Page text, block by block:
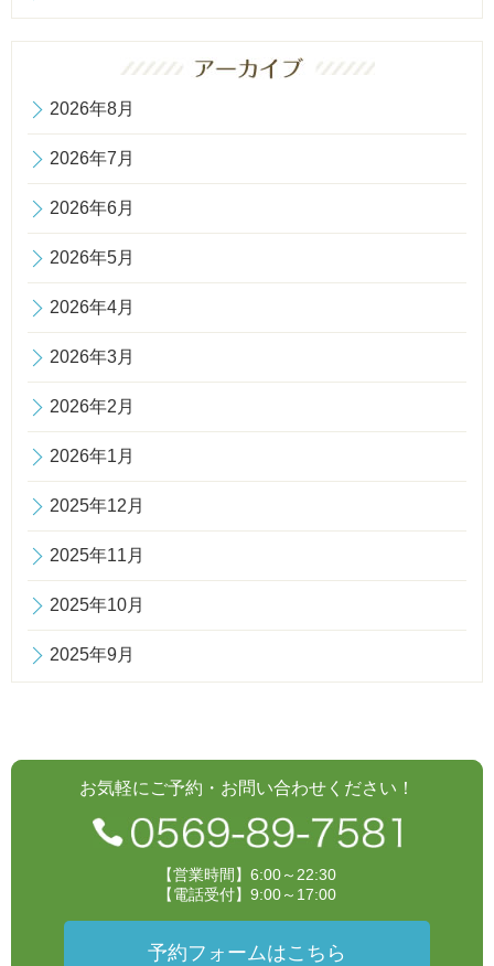
2026年8月
2026年7月
2026年6月
2026年5月
2026年4月
2026年3月
2026年2月
2026年1月
2025年12月
2025年11月
2025年10月
2025年9月
お気軽にご予約・お問い合わせください！
【営業時間】6:00～22:30
【電話受付】9:00～17:00
予約フォームはこちら